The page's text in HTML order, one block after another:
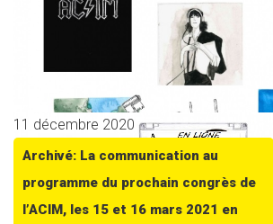
11 décembre 2020
Archivé: La communication au
programme du prochain congrès de
l’ACIM, les 15 et 16 mars 2021 en